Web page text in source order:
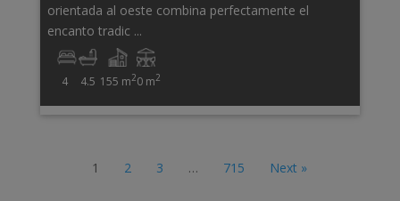
orientada al oeste combina perfectamente el
encanto tradic ...
4 4.5 155 m20 m2
1 2 3 … 715 Next »